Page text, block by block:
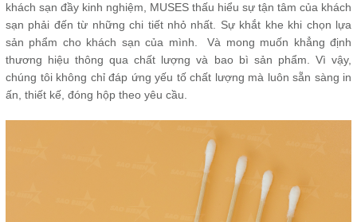
khách sạn đầy kinh nghiệm, MUSES thấu hiểu sự tận tâm của khách
sạn phải đến từ những chi tiết nhỏ nhất. Sự khắt khe khi chọn lựa
sản phẩm cho khách sạn của mình. Và mong muốn khẳng định
thương hiệu thông qua chất lượng và bao bì sản phẩm. Vì vậy,
chúng tôi không chỉ đáp ứng yếu tố chất lượng mà luôn sẵn sàng in
ấn, thiết kế, đóng hộp theo yêu cầu.